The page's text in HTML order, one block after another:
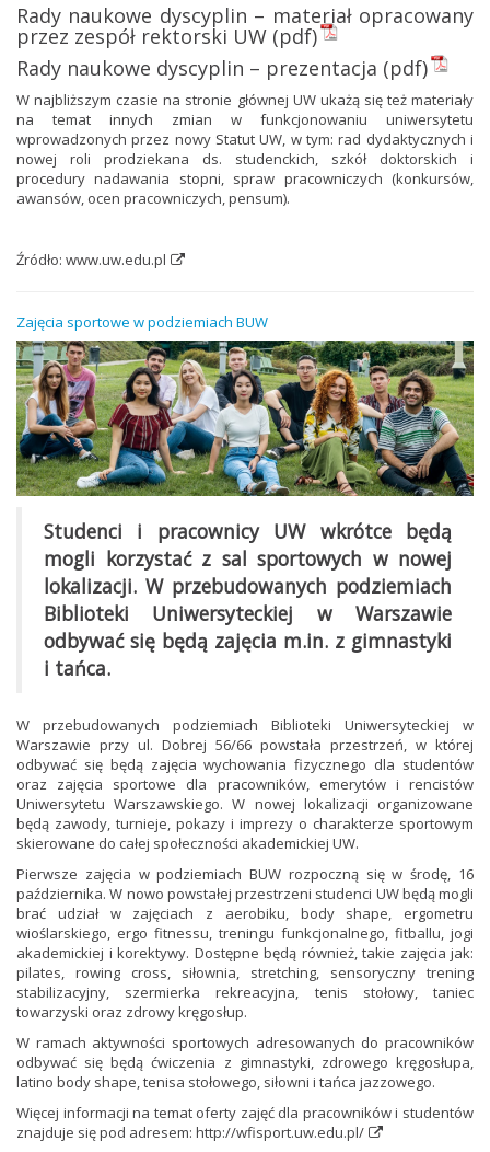
Rady naukowe dyscyplin – materiał opracowany
przez zespół rektorski UW (pdf)
Rady naukowe dyscyplin – prezentacja (pdf)
W najbliższym czasie na stronie głównej UW ukażą się też materiały
na temat innych zmian w funkcjonowaniu uniwersytetu
wprowadzonych przez nowy Statut UW, w tym: rad dydaktycznych i
nowej roli prodziekana ds. studenckich, szkół doktorskich i
procedury nadawania stopni, spraw pracowniczych (konkursów,
awansów, ocen pracowniczych, pensum).
Źródło: www.uw.edu.pl
Zajęcia sportowe w podziemiach BUW
Studenci i pracownicy UW wkrótce będą
mogli korzystać z sal sportowych w nowej
lokalizacji. W przebudowanych podziemiach
Biblioteki Uniwersyteckiej w Warszawie
odbywać się będą zajęcia m.in. z gimnastyki
i tańca.
W przebudowanych podziemiach Biblioteki Uniwersyteckiej w
Warszawie przy ul. Dobrej 56/66 powstała przestrzeń, w której
odbywać się będą zajęcia wychowania fizycznego dla studentów
oraz zajęcia sportowe dla pracowników, emerytów i rencistów
Uniwersytetu Warszawskiego. W nowej lokalizacji organizowane
będą zawody, turnieje, pokazy i imprezy o charakterze sportowym
skierowane do całej społeczności akademickiej UW.
Pierwsze zajęcia w podziemiach BUW rozpoczną się w środę, 16
października. W nowo powstałej przestrzeni studenci UW będą mogli
brać udział w zajęciach z aerobiku, body shape, ergometru
wioślarskiego, ergo fitnessu, treningu funkcjonalnego, fitballu, jogi
akademickiej i korektywy. Dostępne będą również, takie zajęcia jak:
pilates, rowing cross, siłownia, stretching, sensoryczny trening
stabilizacyjny, szermierka rekreacyjna, tenis stołowy, taniec
towarzyski oraz zdrowy kręgosłup.
W ramach aktywności sportowych adresowanych do pracowników
odbywać się będą ćwiczenia z gimnastyki, zdrowego kręgosłupa,
latino body shape, tenisa stołowego, siłowni i tańca jazzowego.
Więcej informacji na temat oferty zajęć dla pracowników i studentów
znajduje się pod adresem: http://wfisport.uw.edu.pl/